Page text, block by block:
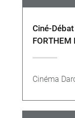
Ciné-
Cinéma